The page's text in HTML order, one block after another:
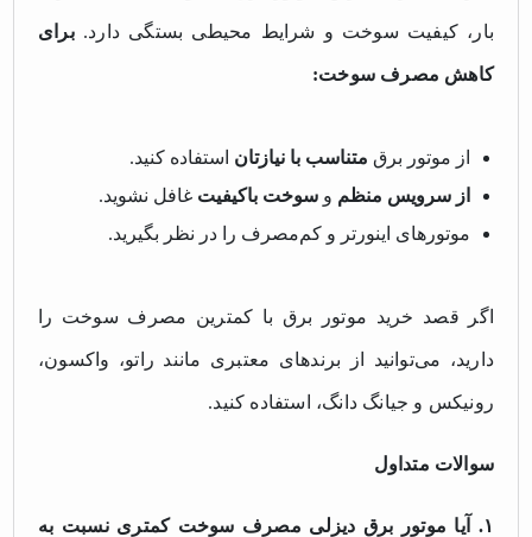
بار، کیفیت سوخت و شرایط محیطی بستگی دارد.برای
کاهش مصرف سوخت:
از موتور برق متناسب با نیازتان استفاده کنید.
از سرویس منظم و سوخت باکیفیت غافل نشوید.
موتورهای اینورتر و کم‌مصرف را در نظر بگیرید.
اگر قصد خرید موتور برق با کمترین مصرف سوخت را
دارید، می‌توانید از برندهای معتبری مانند راتو، واکسون،
رونیکس و جیانگ دانگ، استفاده کنید.
سوالات متداول
۱. آیا موتور برق دیزلی مصرف سوخت کمتری نسبت به